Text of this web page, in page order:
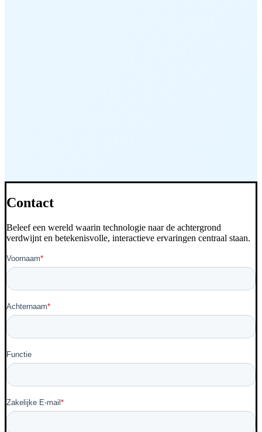
Contact
Beleef een wereld waarin technologie naar de achtergrond
verdwijnt en betekenisvolle, interactieve ervaringen centraal staan.